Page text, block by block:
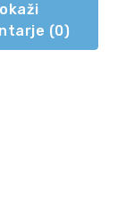
(0)